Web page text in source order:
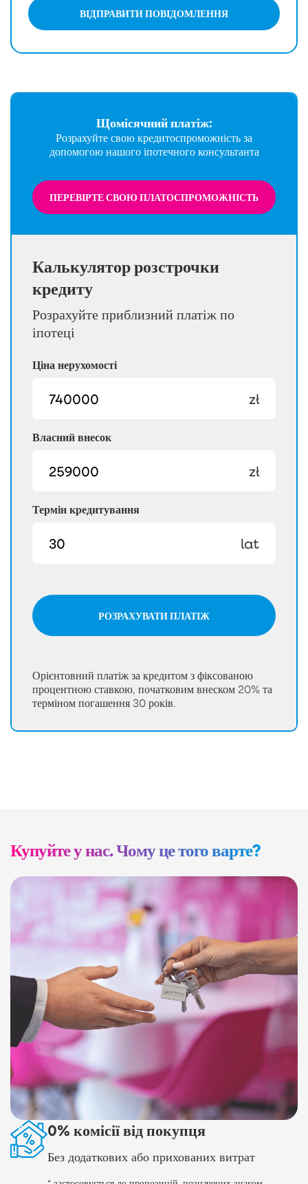
ВІДПРАВИТИ ПОВІДОМЛЕННЯ
Калькулятор розстрочки
кредиту
Розрахуйте приблизний платіж по
іпотеці
Ціна нерухомості
zł
Власний внесок
zł
Термін кредитування
lat
РОЗРАХУВАТИ ПЛАТІЖ
Орієнтовний платіж за кредитом з фіксованою
процентною ставкою, початковим внеском 20% та
терміном погашення 30 років.
Щомісячний платіж:
Розрахуйте свою кредитоспроможність за
допомогою нашого іпотечного консультанта
ПЕРЕВІРТЕ СВОЮ ПЛАТОСПРОМОЖНІСТЬ
Купуйте у нас. Чому це того варте?
0% комісії від покупця
Без додаткових або прихованих витрат